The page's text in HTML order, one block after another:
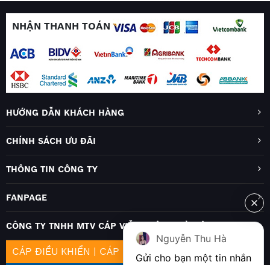
NHẬN THANH TOÁN
HƯỚNG DẪN KHÁCH HÀNG
CHÍNH SÁCH ƯU ĐÃI
THÔNG TIN CÔNG TY
FANPAGE
CÔNG TY TNHH MTV CÁP VIỄN THÔNG HÀ NỘI
CÁP ĐIỀU KHIỂN | CÁP MẠNG |CÁP QUANG
Nguyễn Thu Hà
Gửi cho bạn một tin nhắn